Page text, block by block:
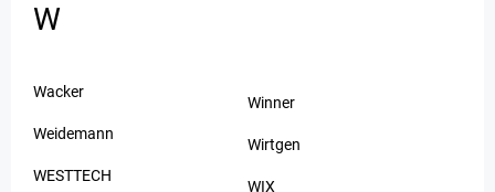
W
Wacker
Weidemann
WESTTECH
Winner
Wirtgen
WIX